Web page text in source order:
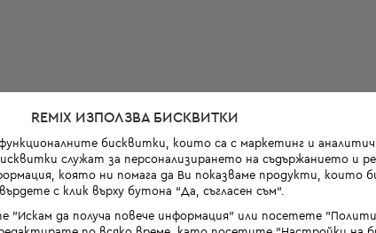
REMIX ИЗПОЛЗВА БИСКВИТКИ
бисквитки, които са с маркетинг и
служат за персонализирането на съдържанието и
която ни помага да Ви показваме продукти, които
с клик върху бутона “Да, съгласен съм“.
"Искам да получа повече информация" или посетете